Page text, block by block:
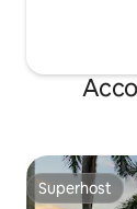
Superhost
Superhost